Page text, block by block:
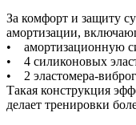
За комфорт и защиту
амортизации,
• амортизационную
• 4 силиконовых
• 2 эластомера-
Такая конструкция
делает тренировки